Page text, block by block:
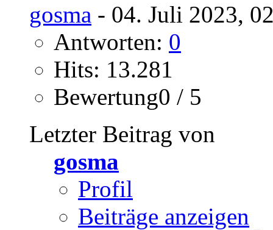
gosma - 04. Juli 2023,
Antworten: 0
Hits: 13.281
Bewertung0 / 5
Letzter Beitrag von
gosma
Profil
Beiträge anzeigen